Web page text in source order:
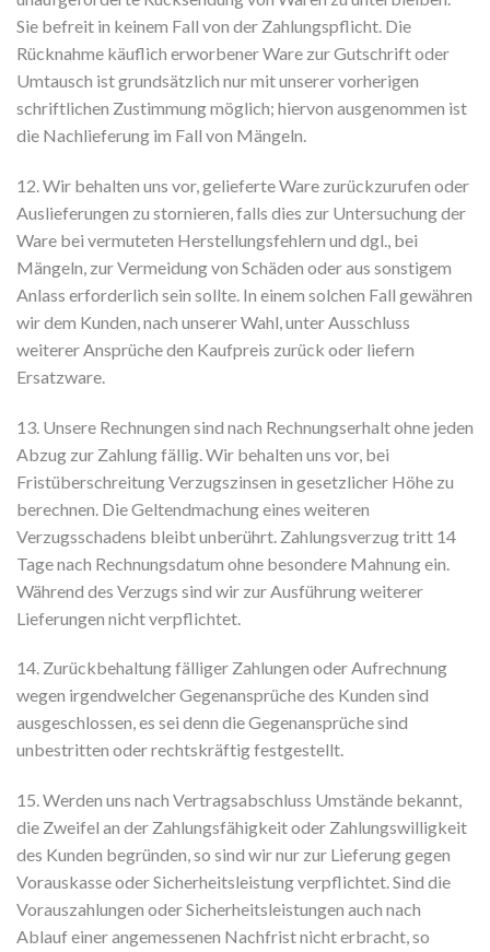
Sie befreit in keinem Fall von der Zahlungspflicht. Die
Rücknahme käuflich erworbener Ware zur Gutschrift oder
Umtausch ist grundsätzlich nur mit unserer vorherigen
schriftlichen Zustimmung möglich; hiervon ausgenommen ist
die Nachlieferung im Fall von Mängeln.
12. Wir behalten uns vor, gelieferte Ware zurückzurufen oder
Auslieferungen zu stornieren, falls dies zur Untersuchung der
Ware bei vermuteten Herstellungsfehlern und dgl., bei
Mängeln, zur Vermeidung von Schäden oder aus sonstigem
Anlass erforderlich sein sollte. In einem solchen Fall gewähren
wir dem Kunden, nach unserer Wahl, unter Ausschluss
weiterer Ansprüche den Kaufpreis zurück oder liefern
Ersatzware.
13. Unsere Rechnungen sind nach Rechnungserhalt ohne jeden
Abzug zur Zahlung fällig. Wir behalten uns vor, bei
Fristüberschreitung Verzugszinsen in gesetzlicher Höhe zu
berechnen. Die Geltendmachung eines weiteren
Verzugsschadens bleibt unberührt. Zahlungsverzug tritt 14
Tage nach Rechnungsdatum ohne besondere Mahnung ein.
Während des Verzugs sind wir zur Ausführung weiterer
Lieferungen nicht verpflichtet.
14. Zurückbehaltung fälliger Zahlungen oder Aufrechnung
wegen irgendwelcher Gegenansprüche des Kunden sind
ausgeschlossen, es sei denn die Gegenansprüche sind
unbestritten oder rechtskräftig festgestellt.
15. Werden uns nach Vertragsabschluss Umstände bekannt,
die Zweifel an der Zahlungsfähigkeit oder Zahlungswilligkeit
des Kunden begründen, so sind wir nur zur Lieferung gegen
Vorauskasse oder Sicherheitsleistung verpflichtet. Sind die
Vorauszahlungen oder Sicherheitsleistungen auch nach
Ablauf einer angemessenen Nachfrist nicht erbracht, so